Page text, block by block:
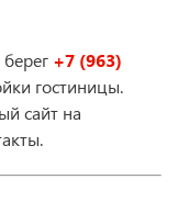
+7 (963)
гостиницы.
сайт на